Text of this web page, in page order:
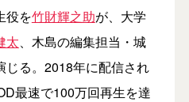
役を竹財輝之助が、大学
太、木島の編集担当・城
じる。2018年に配信され
最速で100万回再生を達